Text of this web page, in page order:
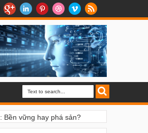
Bền vững hay phá sản?